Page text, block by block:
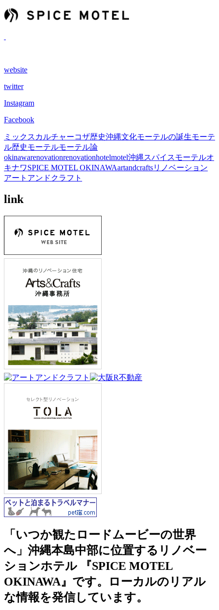
website
twitter
Instagram
Facebook
ミックスカルチャーコザ歴史沖縄文化モーテルの誕生モーテ
ル歴史モーテルモーテル論
okinawarenovationrenovationhotelmotel沖縄スパイスモーテルオ
キナワSPICE MOTEL OKINAWAartandcraftsリノベーション
アートアンドクラフト
link
「いつか観たロードムービーの世界
へ」沖縄本島中部に位置するリノベー
ションホテル 『SPICE MOTEL
OKINAWA』です。ローカルのリアル
な情報を発信しています。